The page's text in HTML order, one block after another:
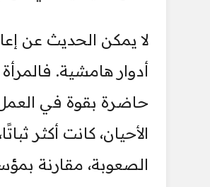
لا يمكن الحديث عن
أدوار هامشية.
حاضرة بقوة في العمل
الأحيان، كانت أكثر
الصعوبة، مقارنة